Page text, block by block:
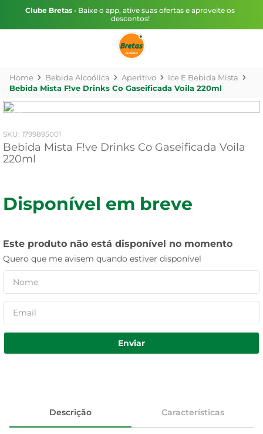
Clube Bretas • Baixe o app, ative suas ofertas e aproveite os
descontos!
Bebida Alcoólica Aperitivo
Ice E Bebida Mista
Bebida Mista F!ve Drinks Co Gaseificada Voila 220ml
: 1799895001
Bebida Mista F!ve Drinks Co Gaseificada Voila
220ml
Disponível em breve
Este produto não está disponível no momento
Quero que me avisem quando estiver disponível
Enviar
Descrição Características